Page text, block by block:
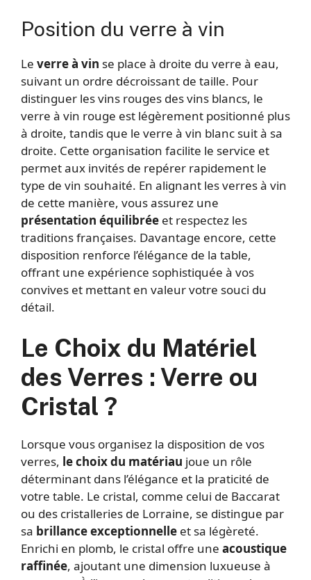
Position du verre à vin
Le verre à vin se place à droite du verre à eau,
suivant un ordre décroissant de taille. Pour
distinguer les vins rouges des vins blancs, le
verre à vin rouge est légèrement positionné plus
à droite, tandis que le verre à vin blanc suit à sa
droite. Cette organisation facilite le service et
permet aux invités de repérer rapidement le
type de vin souhaité. En alignant les verres à vin
de cette manière, vous assurez une
présentation équilibrée et respectez les
traditions françaises. Davantage encore, cette
disposition renforce l’élégance de la table,
offrant une expérience sophistiquée à vos
convives et mettant en valeur votre souci du
détail.
Le Choix du Matériel
des Verres : Verre ou
Cristal ?
Lorsque vous organisez la disposition de vos
verres, le choix du matériau joue un rôle
déterminant dans l’élégance et la praticité de
votre table. Le cristal, comme celui de Baccarat
ou des cristalleries de Lorraine, se distingue par
sa brillance exceptionnelle et sa légèreté.
Enrichi en plomb, le cristal offre une acoustique
raffinée, ajoutant une dimension luxueuse à